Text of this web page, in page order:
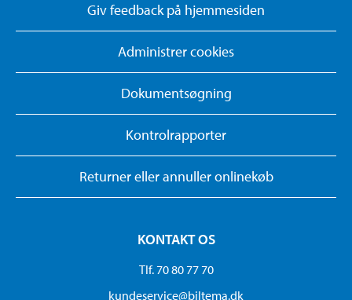
Giv feedback på hjemmesiden
Administrer cookies
Dokumentsøgning
Kontrolrapporter
Returner eller annuller onlinekøb
KONTAKT OS
Tlf. 70 80 77 70
kundeservice@biltema.dk